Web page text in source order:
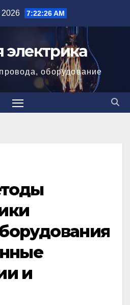
2026 7:22:28 AM
электрика
оборудование
и